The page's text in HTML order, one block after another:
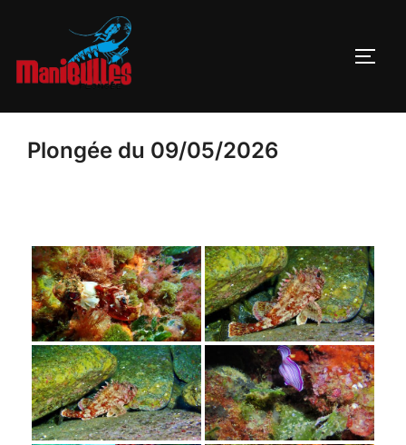
Plongée du 09/05/2026